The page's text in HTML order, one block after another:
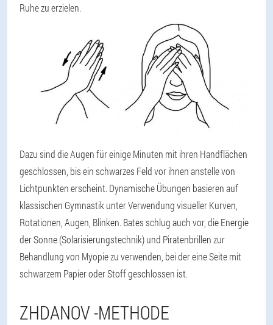
Ruhe zu erzielen.
Dazu sind die Augen für einige Minuten mit ihren Handflächen
geschlossen, bis ein schwarzes Feld vor ihnen anstelle von
Lichtpunkten erscheint. Dynamische Übungen basieren auf
klassischen Gymnastik unter Verwendung visueller Kurven,
Rotationen, Augen, Blinken. Bates schlug auch vor, die Energie
der Sonne (Solarisierungstechnik) und Piratenbrillen zur
Behandlung von Myopie zu verwenden, bei der eine Seite mit
schwarzem Papier oder Stoff geschlossen ist.
ZHDANOV -METHODE